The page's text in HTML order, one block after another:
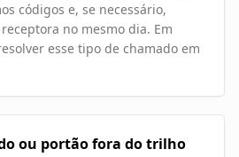
códigos e, se necessário,
no mesmo dia. Em
esse tipo de chamado em
ou portão fora do trilho